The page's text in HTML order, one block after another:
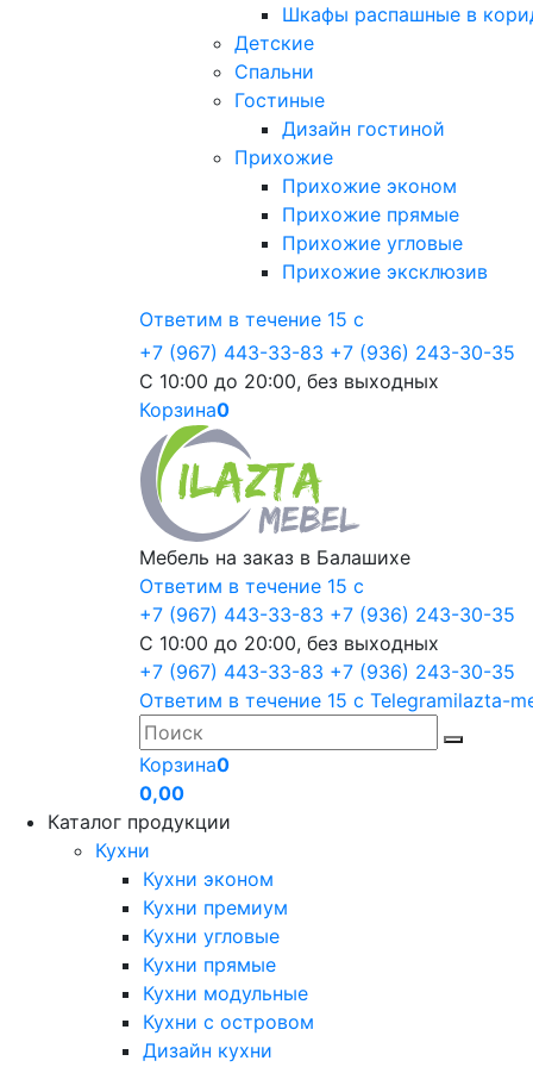
Шкафы распашные в
Детские
Спальни
Гостиные
Дизайн гостиной
Прихожие
Прихожие эконом
Прихожие прямые
Прихожие угловые
Прихожие эксклюзив
Ответим в течение 15 с
+7 (967) 443-33-83 +7 (936) 243-30-35
С 10:00 до 20:00, без выходных
Корзина0
Мебель на заказ в Балашихе
Ответим в течение 15 с
+7 (967) 443-33-83 +7 (936) 243-30-35
С 10:00 до 20:00, без выходных
+7 (967) 443-33-83 +7 (936) 243-30-35
Ответим в течение 15 с Telegramilazta-
Корзина0
0,00
Каталог продукции
Кухни
Кухни эконом
Кухни премиум
Кухни угловые
Кухни прямые
Кухни модульные
Кухни с островом
Дизайн кухни